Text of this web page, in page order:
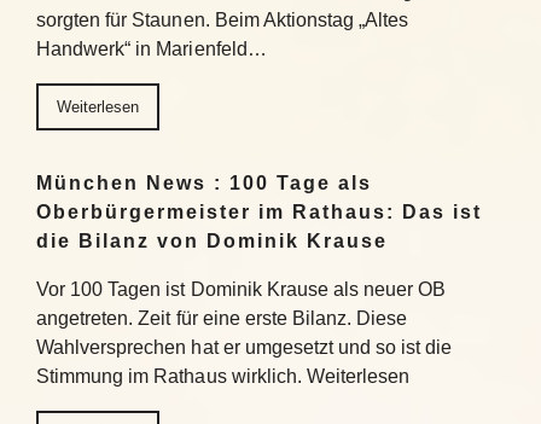
sorgten für Staunen. Beim Aktionstag „Altes
Handwerk“ in Marienfeld…
Weiterlesen
München News : 100 Tage als
Oberbürgermeister im Rathaus: Das ist
die Bilanz von Dominik Krause
Vor 100 Tagen ist Dominik Krause als neuer OB
angetreten. Zeit für eine erste Bilanz. Diese
Wahlversprechen hat er umgesetzt und so ist die
Stimmung im Rathaus wirklich. Weiterlesen